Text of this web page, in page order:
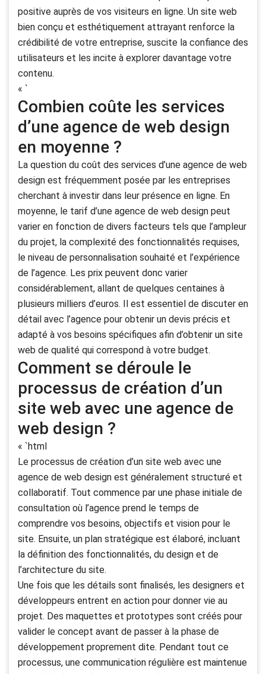
positive auprès de vos visiteurs en ligne. Un site web
bien conçu et esthétiquement attrayant renforce la
crédibilité de votre entreprise, suscite la confiance des
utilisateurs et les incite à explorer davantage votre
contenu.
« `
Combien coûte les services
d’une agence de web design
en moyenne ?
La question du coût des services d’une agence de web
design est fréquemment posée par les entreprises
cherchant à investir dans leur présence en ligne. En
moyenne, le tarif d’une agence de web design peut
varier en fonction de divers facteurs tels que l’ampleur
du projet, la complexité des fonctionnalités requises,
le niveau de personnalisation souhaité et l’expérience
de l’agence. Les prix peuvent donc varier
considérablement, allant de quelques centaines à
plusieurs milliers d’euros. Il est essentiel de discuter en
détail avec l’agence pour obtenir un devis précis et
adapté à vos besoins spécifiques afin d’obtenir un site
web de qualité qui correspond à votre budget.
Comment se déroule le
processus de création d’un
site web avec une agence de
web design ?
« `html
Le processus de création d’un site web avec une
agence de web design est généralement structuré et
collaboratif. Tout commence par une phase initiale de
consultation où l’agence prend le temps de
comprendre vos besoins, objectifs et vision pour le
site. Ensuite, un plan stratégique est élaboré, incluant
la définition des fonctionnalités, du design et de
l’architecture du site.
Une fois que les détails sont finalisés, les designers et
développeurs entrent en action pour donner vie au
projet. Des maquettes et prototypes sont créés pour
valider le concept avant de passer à la phase de
développement proprement dite. Pendant tout ce
processus, une communication régulière est maintenue